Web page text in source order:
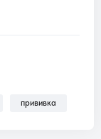
прививка